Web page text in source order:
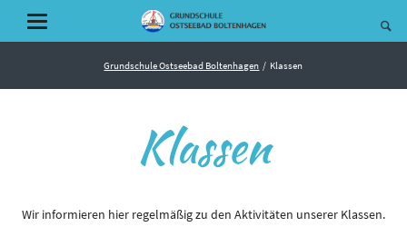
Grundschule Ostseebad Boltenhagen Klassen
Klassen
Wir informieren hier regelmäßig zu den Aktivitäten unserer Klassen.